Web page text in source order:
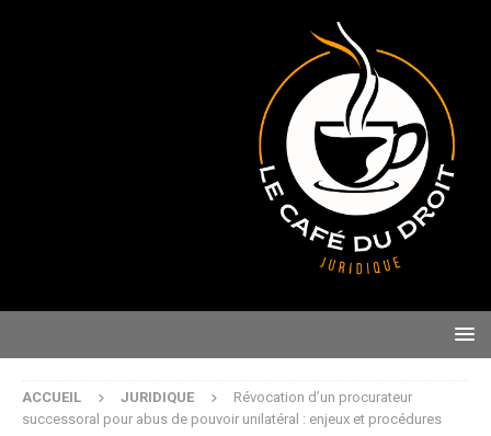
ACCUEIL JURIDIQUE
Révocation d’un procurateur
successoral pour abus de pouvoir unilatéral : enjeux et procédures